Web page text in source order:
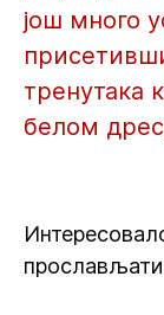
још много
тренутака
белом
прослављати